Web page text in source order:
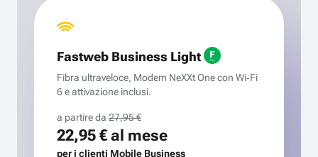
Fastweb Business Light
Fibra ultraveloce, Modem NeXXt One con Wi‑Fi
6 e attivazione inclusi.
a partire da 27,95 €
22,95 €al mese
per i clienti Mobile Business